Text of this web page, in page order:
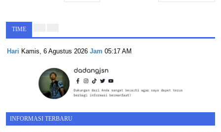
TIME
Hari Kamis, 6 Agustus 2026 Jam 05:17 AM
INFORMASI TERBARU